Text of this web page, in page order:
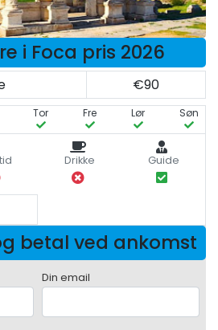
i Foca pris 2026
€90
Tor Fre Lør Søn
Drikke Guide
betal ved ankomst
Din email